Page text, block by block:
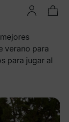
verano para
para jugar al